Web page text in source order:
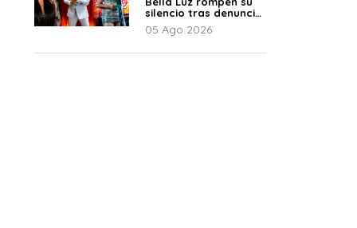
silencio tras denuncia
de Naldy: “Todo el
mundo lo sabía”
05 Ago 2026